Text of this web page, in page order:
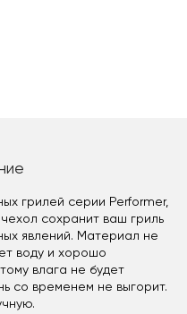
грилей серии Performer,
сохранит ваш гриль
явлений. Материал не
воду и хорошо
влага не будет
со временем не выгорит.